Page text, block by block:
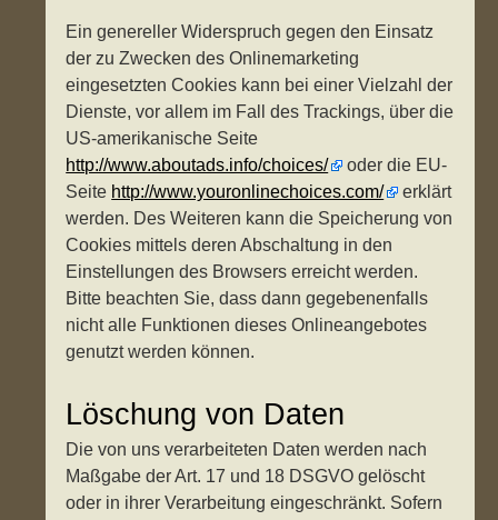
Ein genereller Widerspruch gegen den Einsatz
der zu Zwecken des Onlinemarketing
eingesetzten Cookies kann bei einer Vielzahl der
Dienste, vor allem im Fall des Trackings, über die
US-amerikanische Seite
http://www.aboutads.info/choices/
oder die EU-
Seite http://www.youronlinechoices.com/
erklärt
werden. Des Weiteren kann die Speicherung von
Cookies mittels deren Abschaltung in den
Einstellungen des Browsers erreicht werden.
Bitte beachten Sie, dass dann gegebenenfalls
nicht alle Funktionen dieses Onlineangebotes
genutzt werden können.
Löschung von Daten
Die von uns verarbeiteten Daten werden nach
Maßgabe der Art. 17 und 18 DSGVO gelöscht
oder in ihrer Verarbeitung eingeschränkt. Sofern